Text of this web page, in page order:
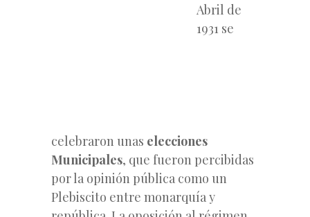
Abril de
1931 se
celebraron unas elecciones
Municipales, que fueron percibidas
por la opinión pública como un
Plebiscito entre monarquía y